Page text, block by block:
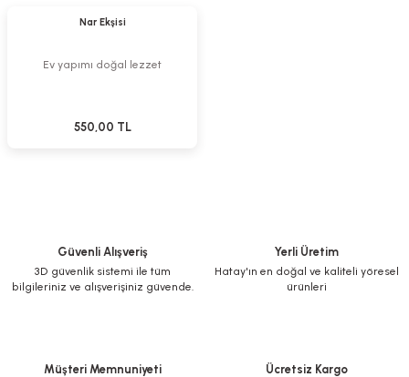
Nar Ekşisi
Ev yapımı doğal lezzet
550,00 TL
Güvenli Alışveriş
3D güvenlik sistemi ile tüm
bilgileriniz ve alışverişiniz güvende.
Yerli Üretim
Hatay'ın en doğal ve kaliteli yöresel
ürünleri
Müşteri Memnuniyeti Ücretsiz Kargo